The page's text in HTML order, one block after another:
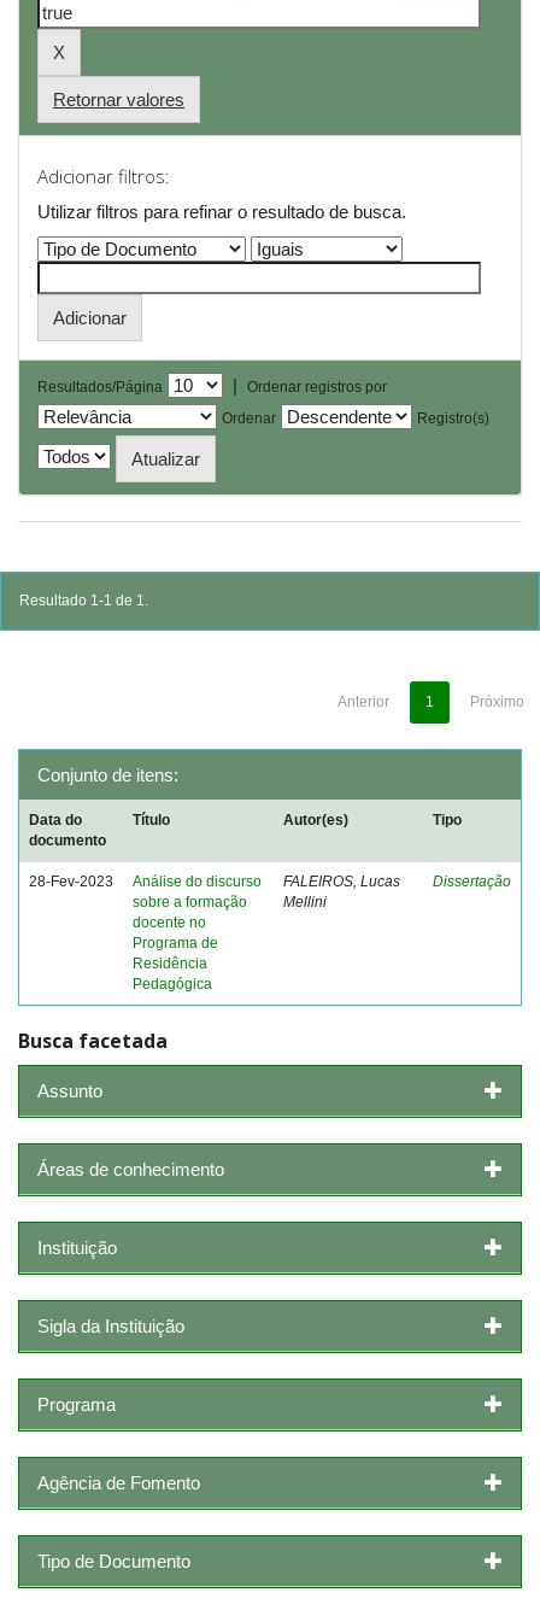
Retornar valores
Adicionar filtros:
Utilizar filtros para refinar o resultado de busca.
Resultados/Página |
Ordenar registros por
Ordenar
Registro(s)
Resultado 1-1 de 1.
Anterior 1 Próximo
Conjunto de itens:
Data do
documento
Título Autor(es) Tipo
28-Fev-2023
Análise do discurso
sobre a formação
docente no
Programa de
Residência
Pedagógica
FALEIROS, Lucas
Mellini
Dissertação
Busca facetada
Assunto
Áreas de conhecimento
Instituição
Sigla da Instituição
Programa
Agência de Fomento
Tipo de Documento